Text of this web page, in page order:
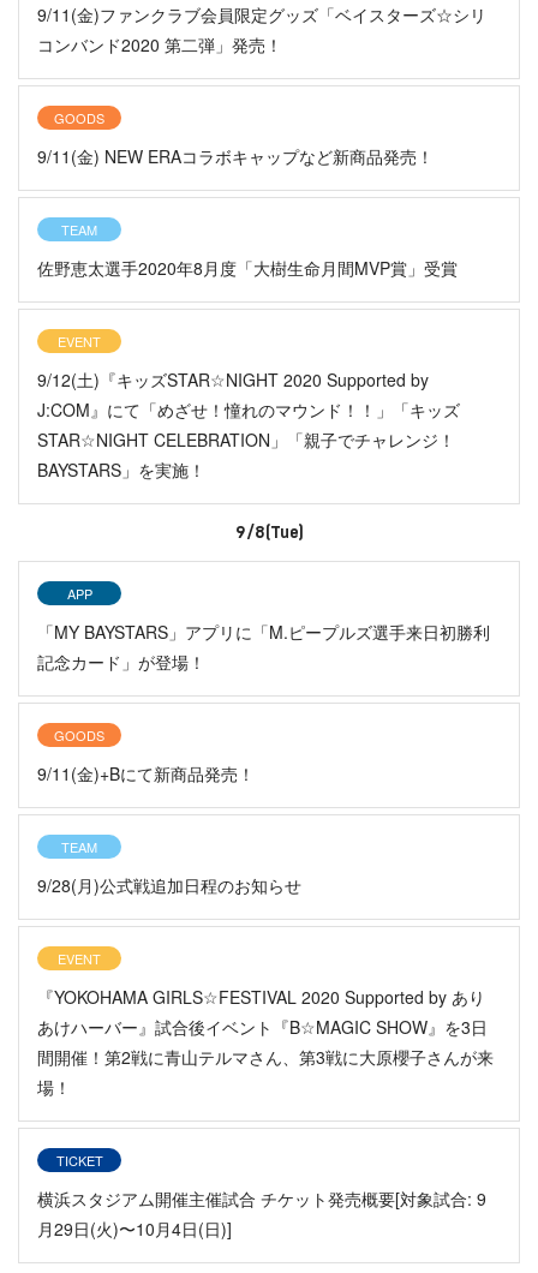
9/11(金)ファンクラブ会員限定グッズ「ベイスターズ☆シリ
コンバンド2020 第二弾」発売！
GOODS
9/11(金) NEW ERAコラボキャップなど新商品発売！
TEAM
佐野恵太選手2020年8月度「大樹生命月間MVP賞」受賞
EVENT
9/12(土)『キッズSTAR☆NIGHT 2020 Supported by
J:COM』にて「めざせ！憧れのマウンド！！」「キッズ
STAR☆NIGHT CELEBRATION」「親子でチャレンジ！
BAYSTARS」を実施！
9/8(Tue)
APP
「MY BAYSTARS」アプリに「M.ピープルズ選手来日初勝利
記念カード」が登場！
GOODS
9/11(金)+Bにて新商品発売！
TEAM
9/28(月)公式戦追加日程のお知らせ
EVENT
『YOKOHAMA GIRLS☆FESTIVAL 2020 Supported by あり
あけハーバー』試合後イベント『B☆MAGIC SHOW』を3日
間開催！第2戦に青山テルマさん、第3戦に大原櫻子さんが来
場！
TICKET
横浜スタジアム開催主催試合 チケット発売概要[対象試合: 9
月29日(火)〜10月4日(日)]